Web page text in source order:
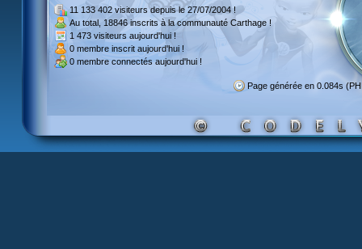
11 133 402 visiteursdepuis le 27/07/2004 !
Au total, 18846 inscritsà la communauté Carthage !
1 473 visiteurs aujourd'hui !
0 membre inscrit aujourd'hui !
0 membre connectés aujourd'hui !
Page générée en 0.084s